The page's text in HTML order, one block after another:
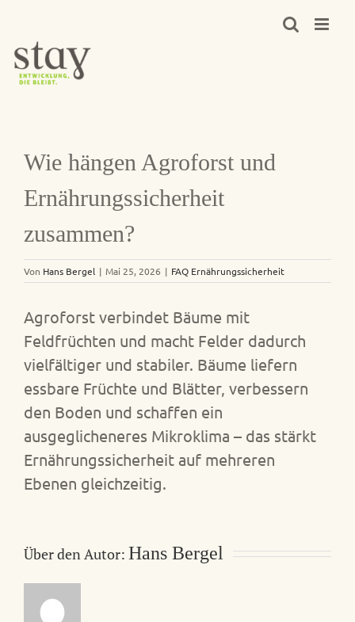
springen
Wie hängen Agroforst und
Ernährungssicherheit
zusammen?
Von Hans Bergel | Mai 25, 2026 | FAQ Ernährungssicherheit
Agroforst verbindet Bäume mit
Feldfrüchten und macht Felder dadurch
vielfältiger und stabiler. Bäume liefern
essbare Früchte und Blätter, verbessern
den Boden und schaffen ein
ausgeglicheneres Mikroklima – das stärkt
Ernährungssicherheit auf mehreren
Ebenen gleichzeitig.
Über den Autor: Hans Bergel